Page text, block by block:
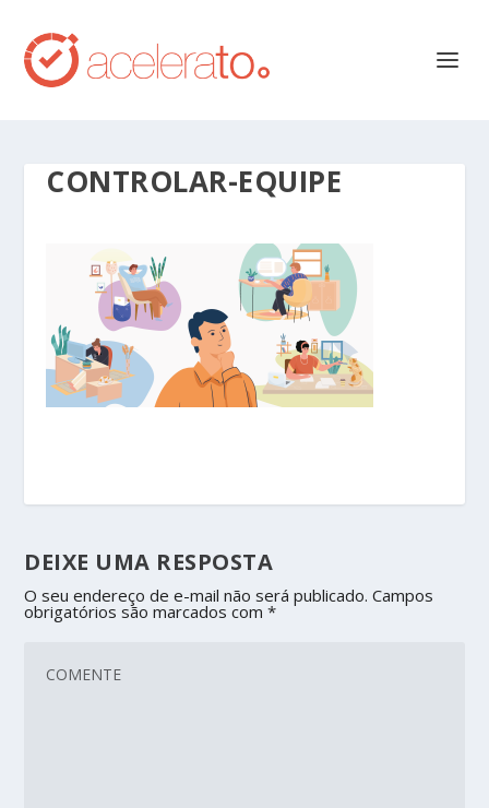
CONTROLAR-EQUIPE
DEIXE UMA RESPOSTA
O seu endereço de e-mail não será publicado. Campos
obrigatórios são marcados com*